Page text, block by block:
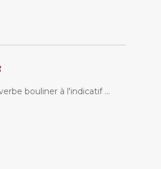
bouliner à l'indicatif ...